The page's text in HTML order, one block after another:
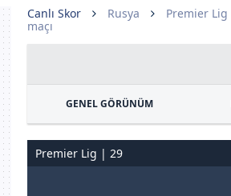
Cauca
Canlı Skor Rusya Premier Lig
maçı
GENEL GÖRÜNÜM
Premier Lig | 29